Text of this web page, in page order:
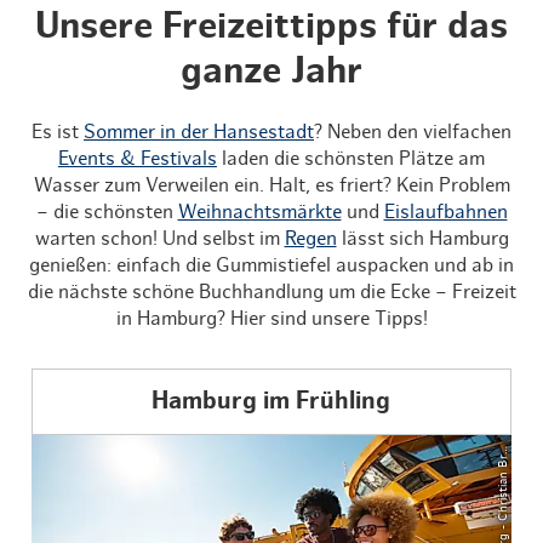
Unsere Freizeittipps für das
ganze Jahr
Es ist Sommer in der Hansestadt? Neben den vielfachen
Events & Festivals laden die schönsten Plätze am
Wasser zum Verweilen ein. Halt, es friert? Kein Problem
– die schönsten Weihnachtsmärkteund Eislaufbahnen
warten schon! Und selbst im Regen lässt sich Hamburg
genießen: einfach die Gummistiefel auspacken und ab in
die nächste schöne Buchhandlung um die Ecke – Freizeit
in Hamburg? Hier sind unsere Tipps!
Hamburg im Frühling
©
a
s